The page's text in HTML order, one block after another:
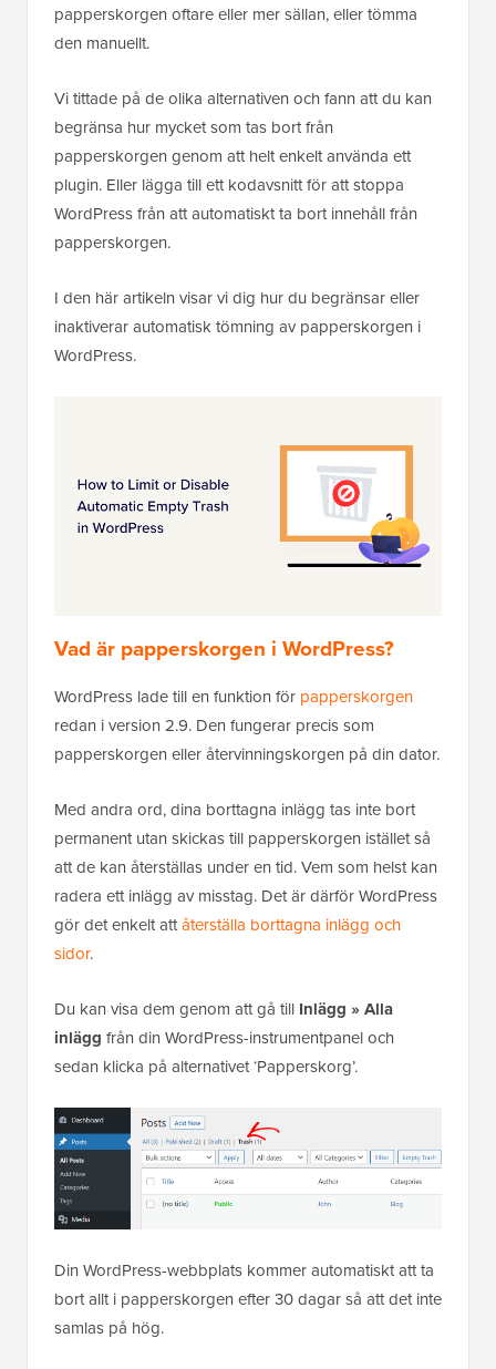
papperskorgen oftare eller mer sällan, eller tömma
den manuellt.
Vi tittade på de olika alternativen och fann att du kan
begränsa hur mycket som tas bort från
papperskorgen genom att helt enkelt använda ett
plugin. Eller lägga till ett kodavsnitt för att stoppa
WordPress från att automatiskt ta bort innehåll från
papperskorgen.
I den här artikeln visar vi dig hur du begränsar eller
inaktiverar automatisk tömning av papperskorgen i
WordPress.
Vad är papperskorgen i WordPress?
WordPress lade till en funktion för papperskorgen
redan i version 2.9. Den fungerar precis som
papperskorgen eller återvinningskorgen på din dator.
Med andra ord, dina borttagna inlägg tas inte bort
permanent utan skickas till papperskorgen istället så
att de kan återställas under en tid. Vem som helst kan
radera ett inlägg av misstag. Det är därför WordPress
gör det enkelt attåterställa borttagna inlägg och
sidor.
Du kan visa dem genom att gå till Inlägg » Alla
inlägg från din WordPress-instrumentpanel och
sedan klicka på alternativet ‘Papperskorg’.
Din WordPress-webbplats kommer automatiskt att ta
bort allt i papperskorgen efter 30 dagar så att det inte
samlas på hög.